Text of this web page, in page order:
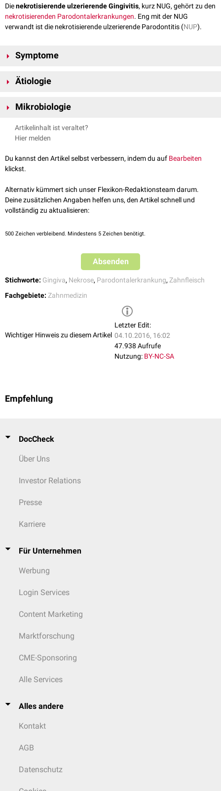
Dienekrotisierende ulzerierende Gingivitis, kurz NUG, gehört zu den
nekrotisierenden Parodontalerkrankungen. Eng mit der NUG
verwandt ist die nekrotisierende ulzerierende Parodontitis (NUP).
Symptome
Zahnfleisches (Gingiva
Sekundär können ein ausgeprägter
Pseudomembranenauftreten.
Ätiologie
Auslösend ist in der Regel eine
Mangelernährung,Rauchen, allgemeine Abwehrschwäche oder eine
Kombination dieser Faktoren getriggert werden. Die NUG ist eine häufige
Erkrankung.
Mikrobiologie
In den gingivalen Läsionen
Fusobacterium nucleatum
Actinomyces spp. nachweisen.
Artikelinhalt ist veraltet?
Hier melden
Du kannst den Artikel selbst verbessern, indem du auf Bearbeiten
klickst.
Alternativ kümmert sich unser Flexikon-Redaktionsteam darum.
Deine zusätzlichen Angaben helfen uns, den Artikel schnell und
vollständig zu aktualisieren:
500 Zeichen verbleibend. Mindestens 5 Zeichen benötigt.
Absenden
Stichworte: Gingiva, Nekrose, Parodontalerkrankung, Zahnfleisch
Fachgebiete: Zahnmedizin
Wichtiger Hinweis zu diesem Artikel
Letzter Edit:
04.10.2016, 16:02
47.938 Aufrufe
Nutzung: BY-NC-SA
Empfehlung
DocCheck
Über Uns
Investor Relations
Presse
Karriere
Für Unternehmen
Werbung
Login Services
Content Marketing
Marktforschung
CME-Sponsoring
Alle Services
Alles andere
Kontakt
AGB
Datenschutz